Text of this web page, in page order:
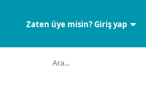
Zaten üye misin? Giriş yap